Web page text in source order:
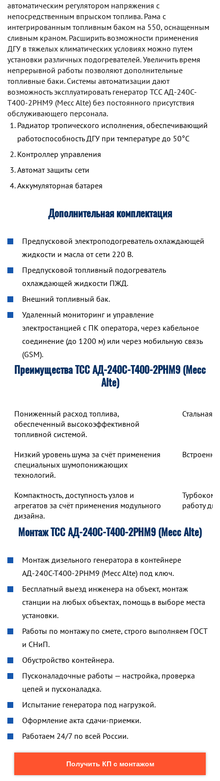
автоматическим регулятором напряжения с
непосредственным впрыском топлива. Рама с
интегрированным топливным баком на 550, оснащенным
сливным краном. Расширить возможности применения
ДГУ в тяжелых климатических условиях можно путем
установки различных подогревателей. Увеличить время
непрерывной работы позволяют дополнительные
топливные баки. Системы автоматизации дают
возможность эксплуатировать генератор TCC АД-240С-
Т400-2РНМ9 (Mecc Alte) без постоянного присутствия
обслуживающего персонала.
Радиатор тропического исполнения, обеспечивающий
работоспособность ДГУ при температуре до 50°С
Контроллер управления
Автомат защиты сети
Аккумуляторная батарея
Дополнительная комплектация
Предпусковой электроподогреватель охлаждающей
жидкости и масла от сети 220 В.
Предпусковой топливный подогреватель
охлаждающей жидкости ПЖД.
Внешний топливный бак.
Удаленный мониторинг и управление
электростанцией с ПК оператора, через кабельное
соединение (до 1200 м) или через мобильную связь
(GSM).
Преимущества ТСС АД-240С-Т400-2РНМ9 (Mecc
Alte)
Пониженный расход топлива,
обеспеченный высокоэффективной
топливной системой.
Стальная
Низкий уровень шума за счёт применения
специальных шумопонижающих
технологий.
Компактность, доступность узлов и
агрегатов за счёт применения модульного
дизайна.
работу
Монтаж ТСС АД-240С-Т400-2РНМ9 (Mecc Alte)
Монтаж дизельного генератора в контейнере
АД-240С-Т400-2РНМ9 (Mecc Alte) под ключ.
Бесплатный выезд инженера на объект, монтаж
станции на любых объектах, помощь в выборе места
установки.
Работы по монтажу по смете, строго выполняем ГОСТ
и СНиП.
Обустройство контейнера.
Пусконаладочные работы — настройка, проверка
цепей и пусконаладка.
Испытание генератора под нагрузкой.
Оформление акта сдачи-приемки.
Работаем 24/7 по всей России.
Получить КП с монтажом